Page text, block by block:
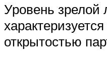
Уровень зрелой
открытостью